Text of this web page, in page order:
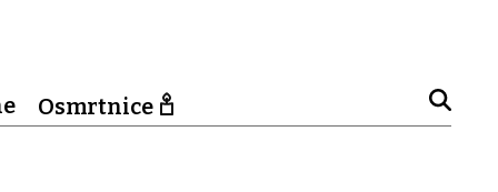
Osmrtnice